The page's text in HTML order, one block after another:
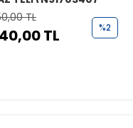
TL
TL %2